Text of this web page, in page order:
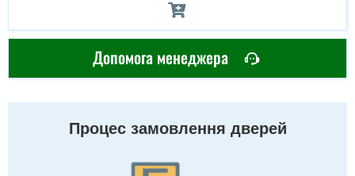
Допомога менеджера
Процес замовлення дверей